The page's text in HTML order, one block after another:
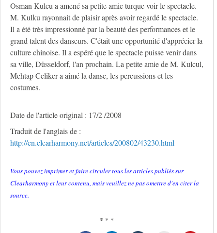
Osman Kulcu a amené sa petite amie turque voir le spectacle.
M. Kulku rayonnait de plaisir après avoir regardé le spectacle.
Il a été très impressionné par la beauté des performances et le
grand talent des danseurs. C'était une opportunité d'apprécier la
culture chinoise. Il a espéré que le spectacle puisse venir dans
sa ville, Düsseldorf, l'an prochain. La petite amie de M. Kulcul,
Mehtap Celiker a aimé la danse, les percussions et les
costumes.
Date de l'article original : 17/2 /2008
Traduit de l'anglais de :
http://en.clearharmony.net/articles/200802/43230.html
Vous pouvez imprimer et faire circuler tous les articles publiés sur
Clearharmony et leur contenu, mais veuillez ne pas omettre d'en citer la
source.
* * *